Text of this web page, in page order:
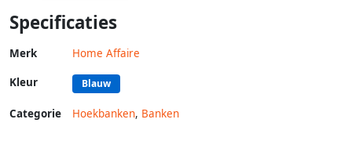
Specificaties
Merk Home Affaire
Kleur Blauw
Categorie Hoekbanken, Banken